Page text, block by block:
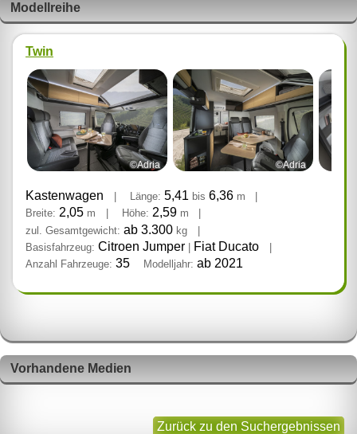
Modellreihe
Twin
©Adria ©Adria
Kastenwagen Länge: 5,41 bis 6,36 m
Breite: 2,05 m Höhe: 2,59 m
zul. Gesamtgewicht: ab 3.300 kg
|
Basisfahrzeug: Citroen Jumper | Fiat Ducato
|
Anzahl Fahrzeuge: 35 Modelljahr: ab 2021
Vorhandene Medien
Zurück zu den Suchergebnissen